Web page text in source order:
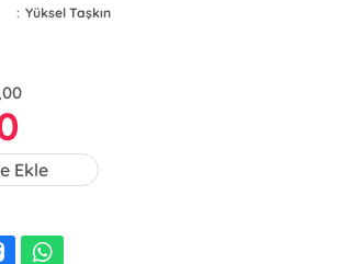
: Yüksel Taşkın
Ekle